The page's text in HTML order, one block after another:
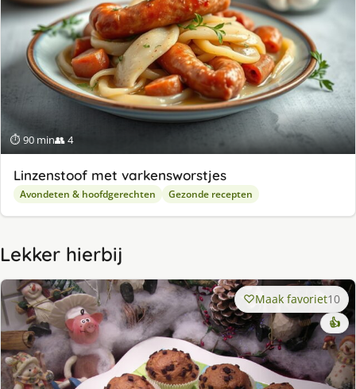
⏱ 90 min👥 4
Linzenstoof met varkensworstjes
Avondeten & hoofdgerechten Gezonde recepten
Lekker hierbij
Maak favoriet10
👍